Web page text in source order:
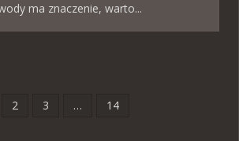
ma znaczenie, warto...
2 3 …
14